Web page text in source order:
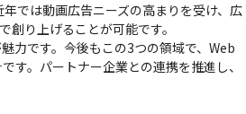
では動画広告ニーズの高まりを受け、広
り上げることが可能です。
力です。今後もこの3つの領域で、Web
す。パートナー企業との連携を推進し、